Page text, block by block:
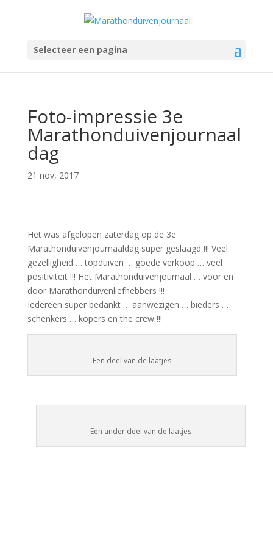
Selecteer een pagina
Foto-impressie 3e
Marathonduivenjournaal
dag
21 nov, 2017
Het was afgelopen zaterdag op de 3e
Marathonduivenjournaaldag super geslaagd !!! Veel
gezelligheid … topduiven … goede verkoop … veel
positiviteit !!! Het Marathonduivenjournaal … voor en
door Marathonduivenliefhebbers !!!
Iedereen super bedankt … aanwezigen … bieders …
schenkers … kopers en the crew !!!
Een deel van de laatjes
Een ander deel van de laatjes